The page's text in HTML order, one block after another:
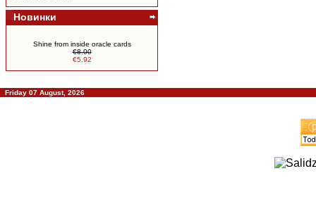
Новинки
Shine from inside oracle cards
€8.00
€5.92
Friday 07 August, 2026